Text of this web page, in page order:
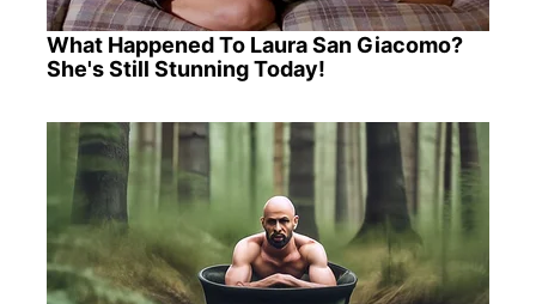
What Happened To Laura San Giacomo?
She's Still Stunning Today!